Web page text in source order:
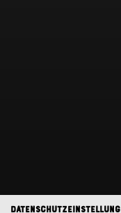
Datenschutzeinstellung